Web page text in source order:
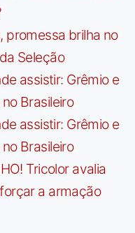
promessa brilha no
Seleção
assistir: Grêmio e
Brasileiro
assistir: Grêmio e
Brasileiro
Tricolor avalia
a armação